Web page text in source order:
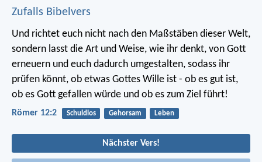
Zufalls Bibelvers
Und richtet euch nicht nach den Maßstäben dieser Welt,
sondern lasst die Art und Weise, wie ihr denkt, von Gott
erneuern und euch dadurch umgestalten, sodass ihr
prüfen könnt, ob etwas Gottes Wille ist - ob es gut ist,
ob es Gott gefallen würde und ob es zum Ziel führt!
Römer 12:2 Schuldlos Gehorsam Leben
Nächster Vers!